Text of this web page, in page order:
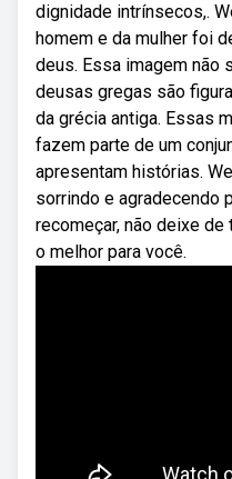
dignidade intrínsecos,.
homem e da mulher foi
deus. Essa imagem não
deusas gregas são
da grécia antiga. Essas
fazem parte de um
apresentam histórias.
sorrindo e agradecendo
recomeçar, não deixe
o melhor para você.